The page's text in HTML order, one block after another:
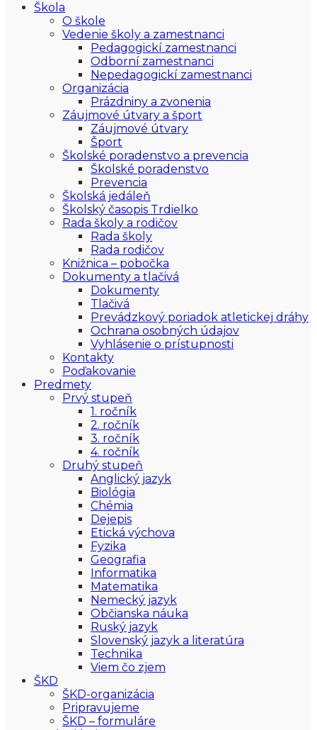
Škola
O škole
Vedenie školy a zamestnanci
Pedagogickí zamestnanci
Odborní zamestnanci
Nepedagogickí zamestnanci
Organizácia
Prázdniny a zvonenia
Záujmové útvary a šport
Záujmové útvary
Šport
Školské poradenstvo a prevencia
Školské poradenstvo
Prevencia
Školská jedáleň
Školský časopis Trdielko
Rada školy a rodičov
Rada školy
Rada rodičov
Knižnica – pobočka
Dokumenty a tlačivá
Dokumenty
Tlačivá
Prevádzkový poriadok atletickej dráhy
Ochrana osobných údajov
Vyhlásenie o prístupnosti
Kontakty
Poďakovanie
Predmety
Prvý stupeň
1. ročník
2. ročník
3. ročník
4. ročník
Druhý stupeň
Anglický jazyk
Biológia
Chémia
Dejepis
Etická výchova
Fyzika
Geografia
Informatika
Matematika
Nemecký jazyk
Občianska náuka
Ruský jazyk
Slovenský jazyk a literatúra
Technika
Viem čo zjem
ŠKD
ŠKD-organizácia
Pripravujeme
ŠKD – formuláre